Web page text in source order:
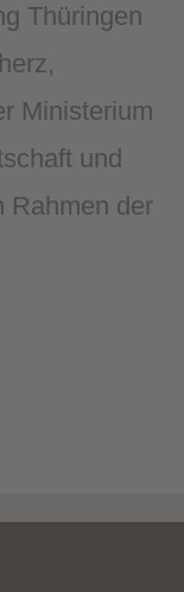
Thüringen
Ministerium
und
Rahmen der